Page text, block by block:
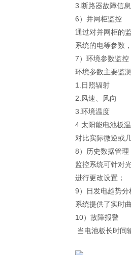
3.断路器故障信
6）并网柜监控
通过对并网柜的
系统的电等参数
7）环境参数监控
环境参数主要监
1.日照辐射
2.风速、风向
3.环境温度
4.太阳能电池板
对比实际微逆或
8）历史数据管理
监控系统可针对
进行更改设置；
9）日发电趋势分
系统提供了实时
10）故障报警
当电池板长时间